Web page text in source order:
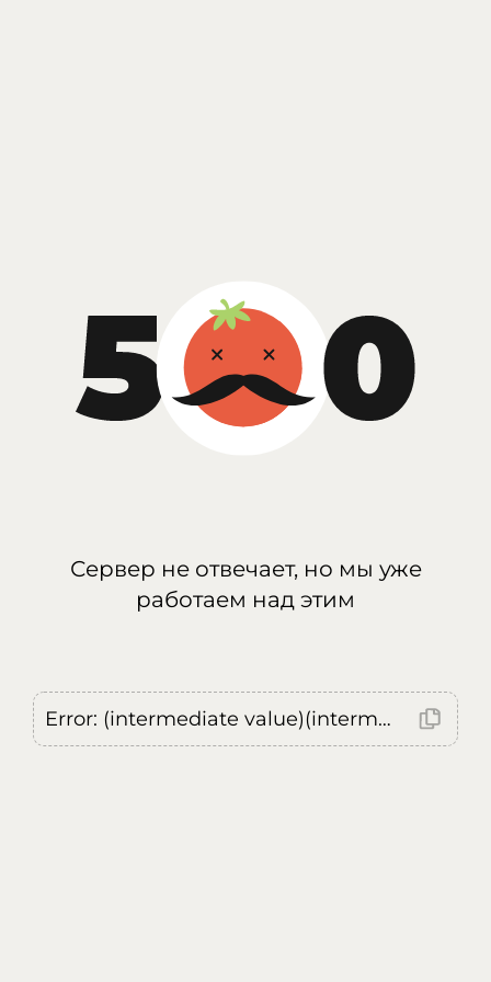
Сервер не отвечает, но мы уже
работаем над этим
Error: (intermediate value)(intermediate value)(intermediate value).replaceAll is not a function